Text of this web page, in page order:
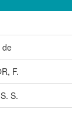
de
F.
S.